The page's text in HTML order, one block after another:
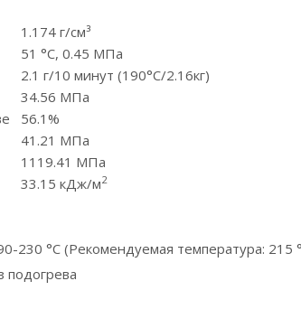
1.174 г/см³
51 °C, 0.45 МПа
2.1 г/10 минут (190°C/2.16кг)
34.56 МПа
56.1%
41.21 МПа
1119.41 МПа
33.15 кДж/м2
230 °С (Рекомендуемая температура: 215
подогрева